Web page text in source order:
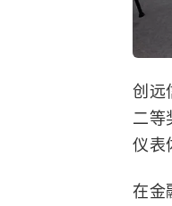
创远
二等
仪表
在金